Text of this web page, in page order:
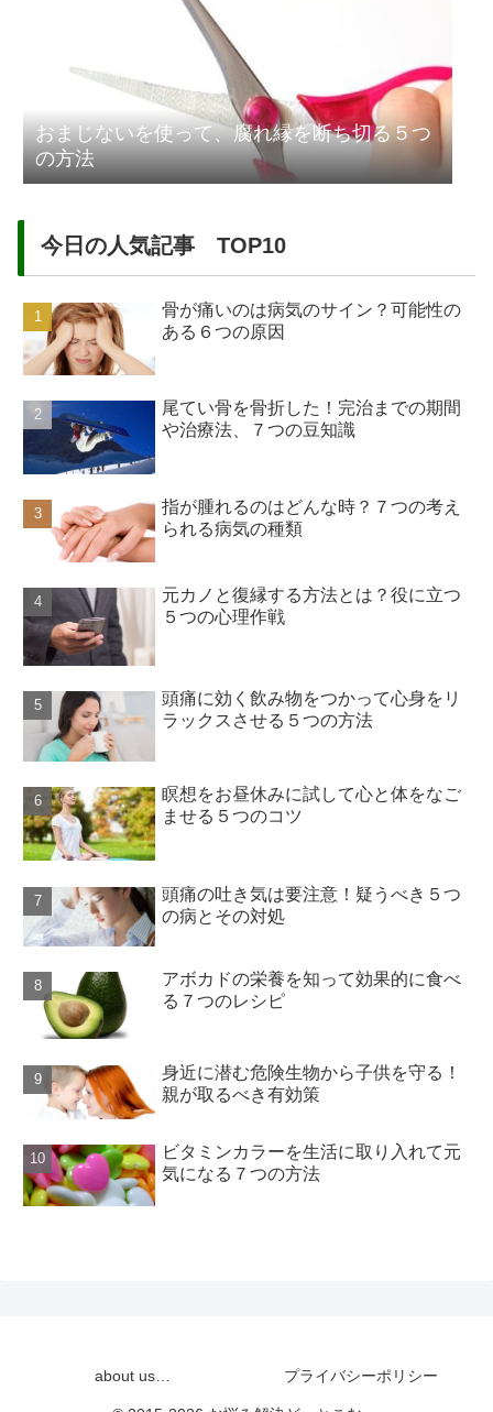
おまじないを使って、腐れ縁を断ち切る５つ
の方法
今日の人気記事 TOP10
骨が痛いのは病気のサイン？可能性の
ある６つの原因
尾てい骨を骨折した！完治までの期間
や治療法、７つの豆知識
指が腫れるのはどんな時？７つの考え
られる病気の種類
元カノと復縁する方法とは？役に立つ
５つの心理作戦
頭痛に効く飲み物をつかって心身をリ
ラックスさせる５つの方法
瞑想をお昼休みに試して心と体をなご
ませる５つのコツ
頭痛の吐き気は要注意！疑うべき５つ
の病とその対処
アボカドの栄養を知って効果的に食べ
る７つのレシピ
身近に潜む危険生物から子供を守る！
親が取るべき有効策
ビタミンカラーを生活に取り入れて元
気になる７つの方法
about us… プライバシーポリシー